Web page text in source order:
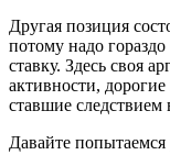
Другая позиция
потому надо
ставку. Здесь своя
активности,
ставшие
Давайте попытаемся